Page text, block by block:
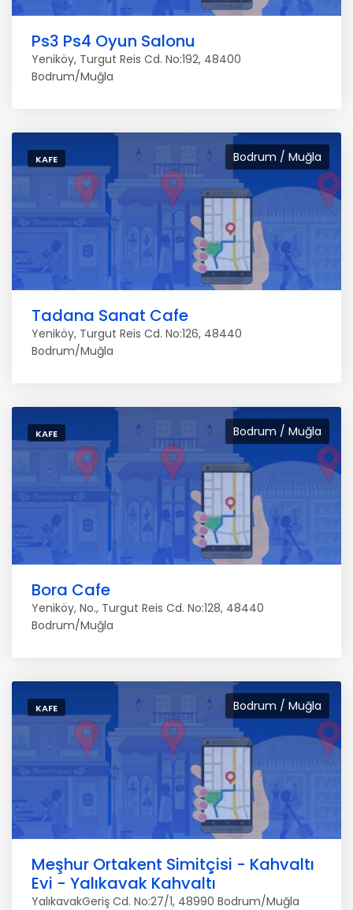
Ps3 Ps4 Oyun Salonu
Yeniköy, Turgut Reis Cd. No:192, 48400
Bodrum/Muğla
Bodrum / Muğla
KAFE
Tadana Sanat Cafe
Yeniköy, Turgut Reis Cd. No:126, 48440
Bodrum/Muğla
Bodrum / Muğla
KAFE
Bora Cafe
Yeniköy, No., Turgut Reis Cd. No:128, 48440
Bodrum/Muğla
Bodrum / Muğla
KAFE
Meşhur Ortakent Simitçisi - Kahvaltı
Evi - Yalıkavak Kahvaltı
YalıkavakGeriş Cd. No:27/1, 48990 Bodrum/Muğla